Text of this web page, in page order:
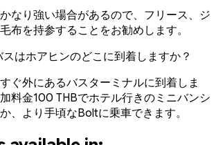
なり強い場合があるので、フリース、ジ
布を持参することをお勧めします。
はホアヒンのどこに到着しますか？
ぐ外にあるバスターミナルに到着しま
料金100 THBでホテル行きのミニバンシ
、より手頃なBoltに乗車できます。